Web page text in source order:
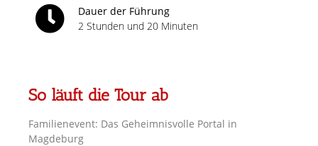
Dauer der Führung
2 Stunden und 20 Minuten
So läuft die Tour ab
Familienevent: Das Geheimnisvolle Portal in
Magdeburg